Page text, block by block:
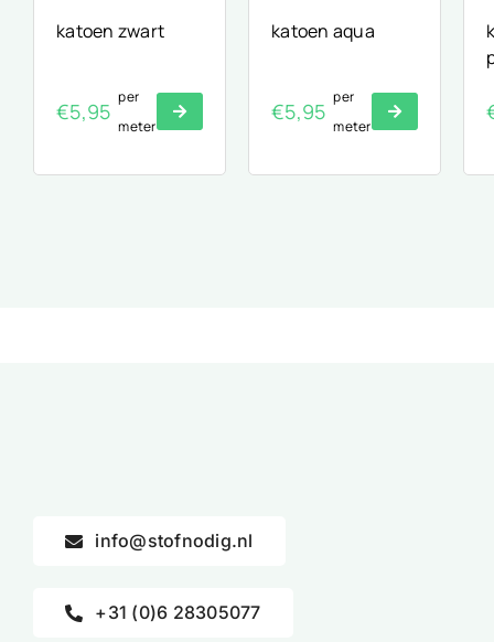
katoen zwart
€5,95
per
meter
katoen aqua
€5,95
per
meter
info@stofnodig.nl
+31 (0)6 28305077